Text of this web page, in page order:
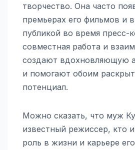
творчество. Она часто
премьерах его фильмов и
публикой во время пресс-
совместная работа и
создают вдохновляющую
и помогают обоим
потенциал.
Можно сказать, что муж
известный режиссер, кто
роль в жизни и карьере